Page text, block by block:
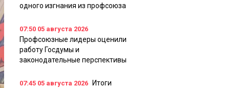
одного изгнания из профсоюза
07:50 05 августа 2026
Профсоюзные лидеры оценили
работу Госдумы и
законодательные перспективы
07:45 05 августа 2026
Итоги